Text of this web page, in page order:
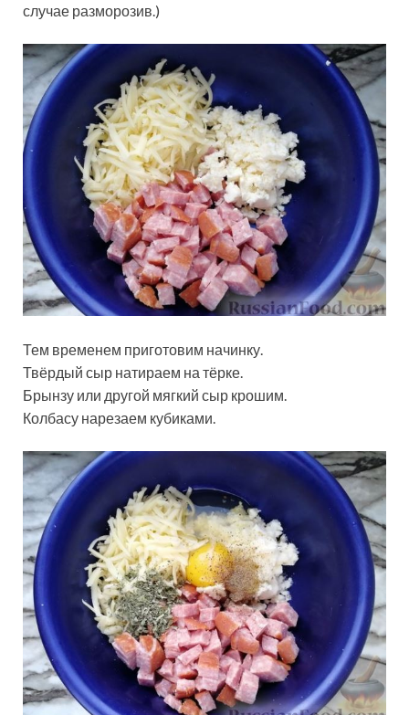
случае разморозив.)
Тем временем приготовим начинку.
Твёрдый сыр натираем на тёрке.
Брынзу или другой мягкий сыр крошим.
Колбасу нарезаем кубиками.